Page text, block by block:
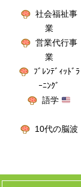
社会福祉事
業
営業代行事
業
ﾌﾞﾚﾝﾃﾞｨｯﾄﾞﾗ
ｰﾆﾝｸﾞ
語学
10代の脳波